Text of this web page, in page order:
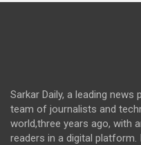
Sarkar Daily, a leading
team of journalists and
world,three years ago, with
readers in a digital